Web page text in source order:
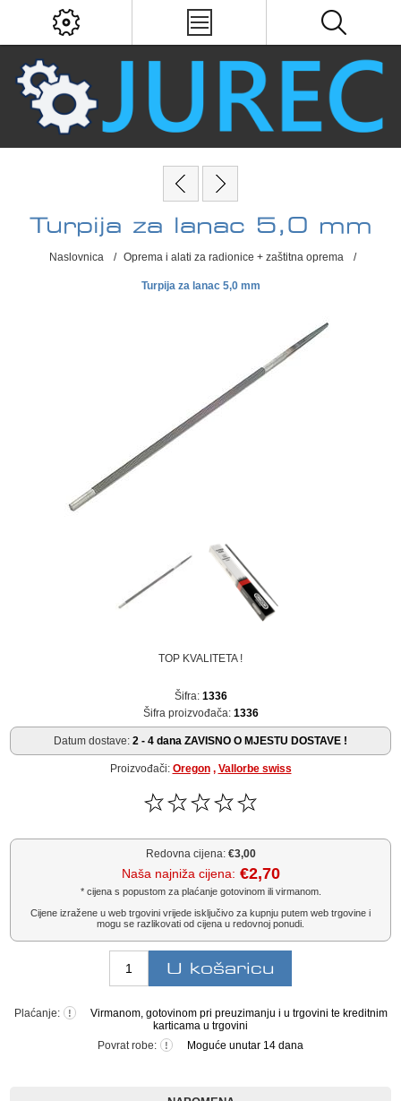
Turpija za lanac 5,0 mm
Naslovnica / Oprema i alati za radionice + zaštitna oprema /
Turpija za lanac 5,0 mm
TOP KVALITETA !
Šifra: 1336
Šifra proizvođača: 1336
Datum dostave: 2 - 4 dana ZAVISNO O MJESTU DOSTAVE !
Proizvođači: Oregon , Vallorbe swiss
Redovna cijena: €3,00
Naša najniža cijena: €2,70
* cijena s popustom za plaćanje gotovinom ili virmanom.
Cijene izražene u web trgovini vrijede isključivo za kupnju putem web trgovine i
mogu se razlikovati od cijena u redovnoj ponudi.
Plaćanje: !
Virmanom, gotovinom pri preuzimanju i u trgovini te kreditnim
karticama u trgovini
Povrat robe:
! Moguće unutar 14 dana